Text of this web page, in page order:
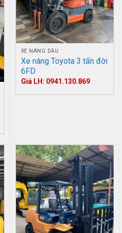
XE NÂNG DẦU
Xe nâng Toyota 3 tấn đời
6FD
Giá LH: 0941.130.869